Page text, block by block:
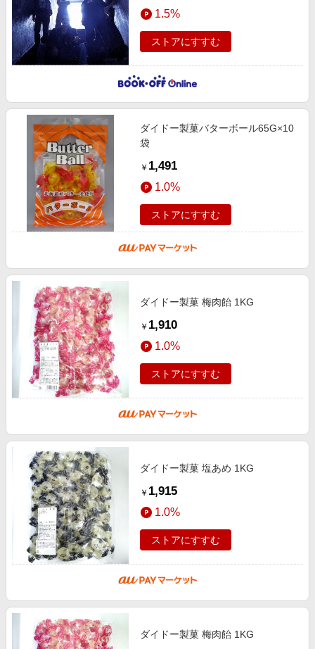
1.5%
ストアにすすむ
ダイドー製菓バターボール65G×10
袋
￥ 1,491
1.0%
ストアにすすむ
ダイドー製菓 梅肉飴 1KG
￥ 1,910
1.0%
ストアにすすむ
ダイドー製菓 塩あめ 1KG
￥ 1,915
1.0%
ストアにすすむ
ダイドー製菓 梅肉飴 1KG